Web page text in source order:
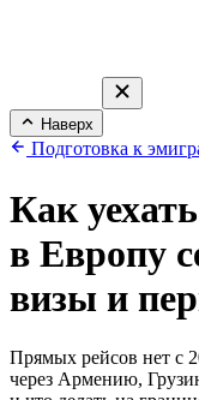
Наверх
Подготовка к
Как
в Европу
визы и
Прямых рейсов нет с
через Армению,